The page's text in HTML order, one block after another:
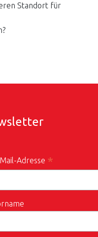
Standort für
Adresse *